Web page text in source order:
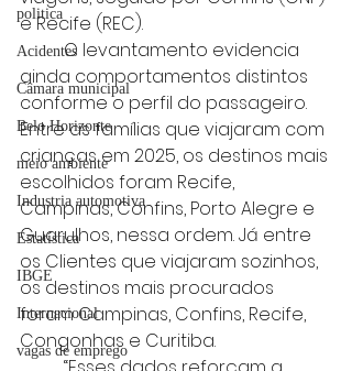
politica
Acidentes
Câmara municipal
Belo Horizonte
meio ambiente
Industria automotiva
Estatística
IBGE
Internacional
vagas de emprego
e Recife (REC).
	O levantamento evidencia
ainda comportamentos distintos
conforme o perfil do passageiro.
Entre as famílias que viajaram com
crianças em 2025, os destinos mais
escolhidos foram Recife,
Campinas, Confins, Porto Alegre e
Guarulhos, nessa ordem. Já entre
os Clientes que viajaram sozinhos,
os destinos mais procurados
foram Campinas, Confins, Recife,
Congonhas e Curitiba.